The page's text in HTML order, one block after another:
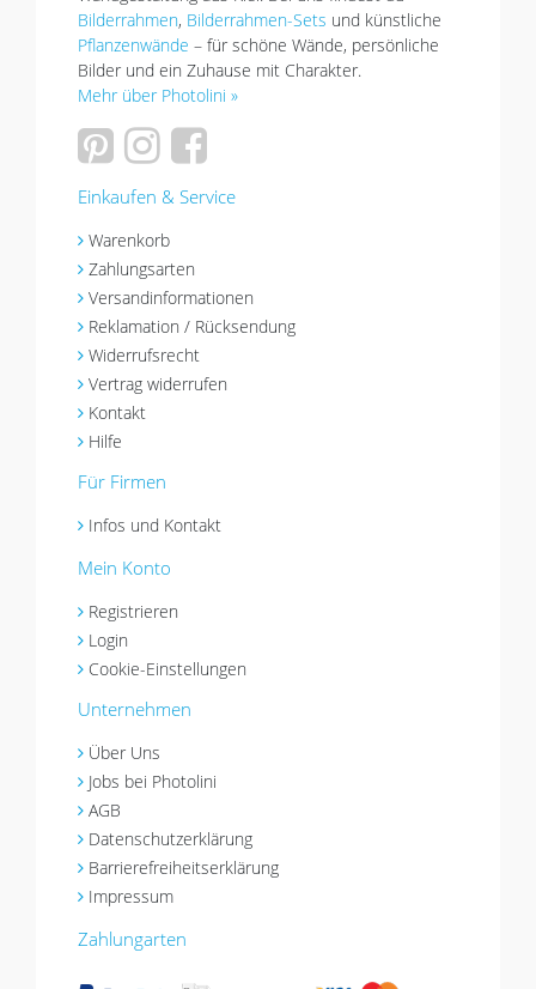
Bilderrahmen, Bilderrahmen-Sets und künstliche
Pflanzenwände – für schöne Wände, persönliche
Bilder und ein Zuhause mit Charakter.
Mehr über Photolini »
Einkaufen & Service
Warenkorb
Zahlungsarten
Versandinformationen
Reklamation / Rücksendung
Widerrufsrecht
Vertrag widerrufen
Kontakt
Hilfe
Für Firmen
Infos und Kontakt
Mein Konto
Registrieren
Login
Cookie-Einstellungen
Unternehmen
Über Uns
Jobs bei Photolini
AGB
Datenschutzerklärung
Barrierefreiheitserklärung
Impressum
Zahlungarten